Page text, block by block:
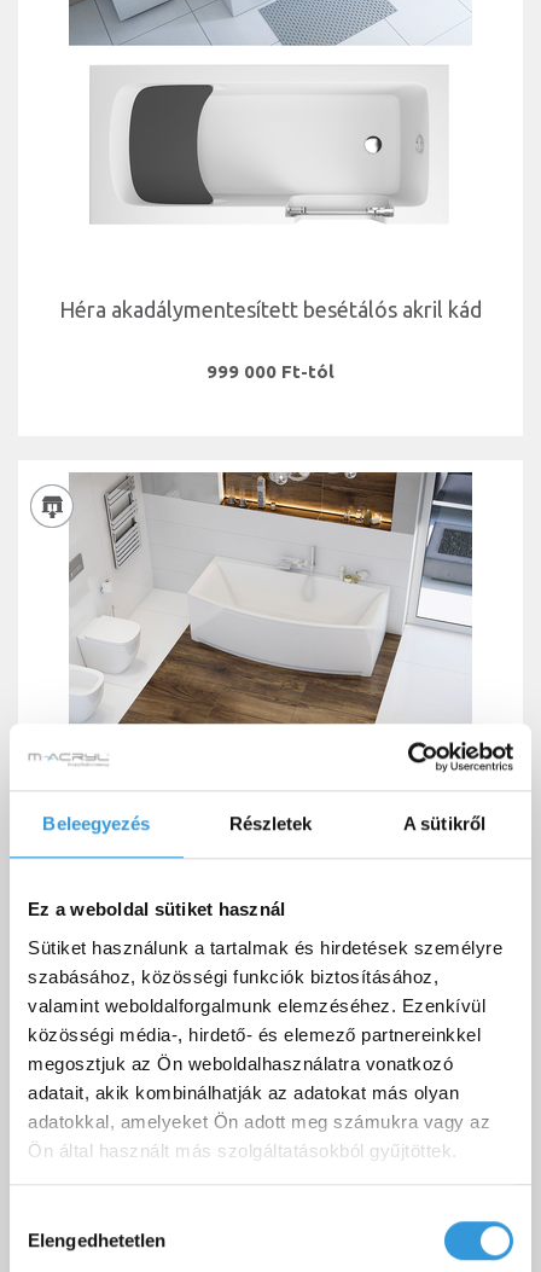
Beleegyezés Részletek A sütikről
Ez a weboldal sütiket használ
Sütiket használunk a tartalmak és hirdetések személyre
szabásához, közösségi funkciók biztosításához,
valamint weboldalforgalmunk elemzéséhez. Ezenkívül
közösségi média-, hirdető- és elemező partnereinkkel
megosztjuk az Ön weboldalhasználatra vonatkozó
adatait, akik kombinálhatják az adatokat más olyan
adatokkal, amelyeket Ön adott meg számukra vagy az
Ön által használt más szolgáltatásokból gyűjtöttek.
kiválasztása
Elengedhetetlen
Héra akadálymentesített besétálós akril kád
999 000 Ft-tól
Relax különleges akril kád
229 000 Ft